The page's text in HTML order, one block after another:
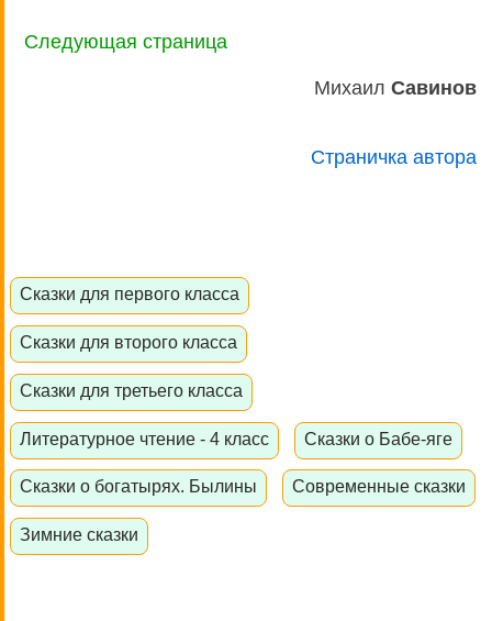
Следующая страница
Михаил Савинов
Страничка автора
Сказки для первого класса
Сказки для второго класса
Сказки для третьего класса
Литературное чтение - 4 класс Сказки о Бабе-яге
Сказки о богатырях. Былины Современные сказки
Зимние сказки